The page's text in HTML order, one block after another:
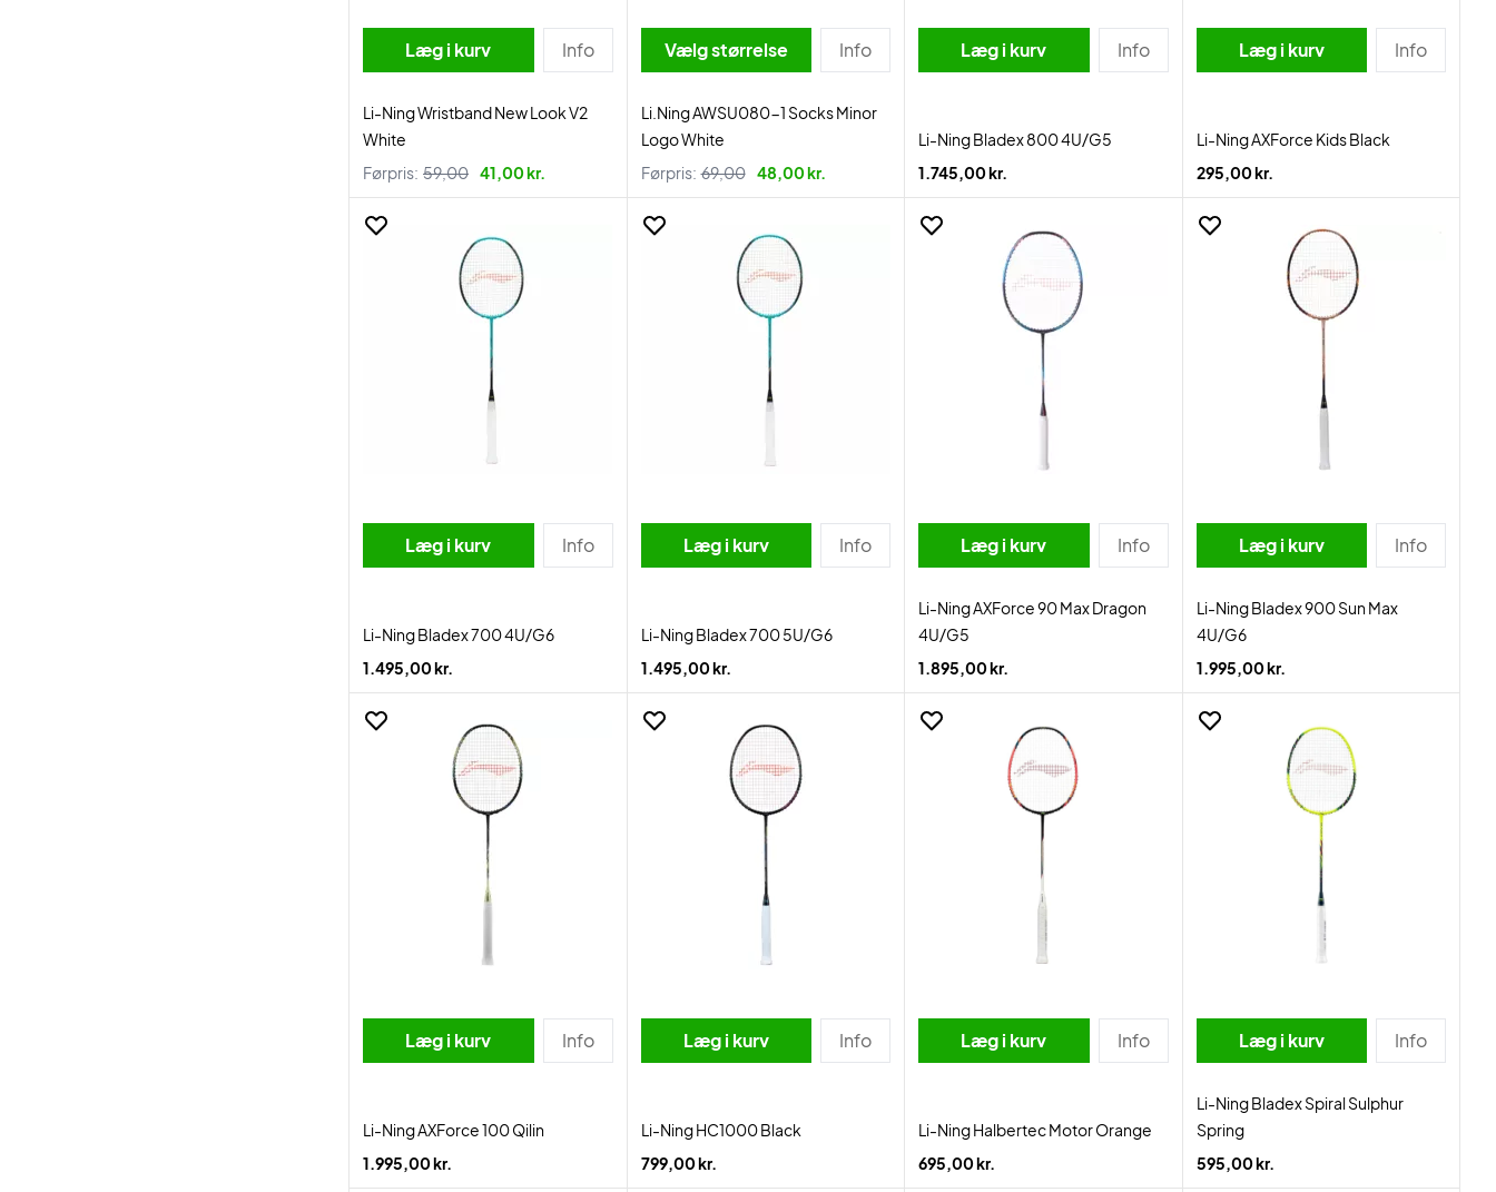
Læg i kurv Info
Li-Ning Wristband New Look V2
White
Førpris: 59,00 41,00 kr.
Vælg størrelse Info
Li.Ning AWSU080-1 Socks Minor
Logo White
Førpris: 69,00 48,00 kr.
Læg i kurv Info
Li-Ning Bladex 800 4U/G5
1.745,00 kr.
Læg i kurv Info
Li-Ning AXForce Kids Black
295,00 kr.
Læg i kurv Info
Li-Ning Bladex 700 4U/G6
1.495,00 kr.
Læg i kurv Info
Li-Ning Bladex 700 5U/G6
1.495,00 kr.
Læg i kurv Info
Li-Ning AXForce 90 Max Dragon
4U/G5
1.895,00 kr.
Læg i kurv Info
Li-Ning Bladex 900 Sun Max
4U/G6
1.995,00 kr.
Læg i kurv Info
Li-Ning AXForce 100 Qilin
1.995,00 kr.
Læg i kurv Info
Li-Ning HC1000 Black
799,00 kr.
Læg i kurv Info
Li-Ning Halbertec Motor Orange
695,00 kr.
Læg i kurv Info
Li-Ning Bladex Spiral Sulphur
Spring
595,00 kr.